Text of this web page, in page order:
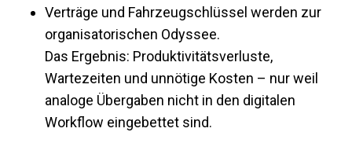
Verträge und Fahrzeugschlüssel werden zur
organisatorischen Odyssee.
Das Ergebnis: Produktivitätsverluste,
Wartezeiten und unnötige Kosten – nur weil
analoge Übergaben nicht in den digitalen
Workflow eingebettet sind.